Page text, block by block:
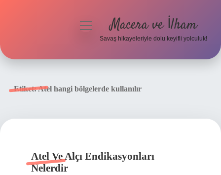
menüyüMacera ve İlham
Savaş hikayeleriyle dolu keyifli yolculuk!
Etiket:Atel hangi bölgelerde kullanılır
Atel Ve Alçı Endikasyonları
Nelerdir